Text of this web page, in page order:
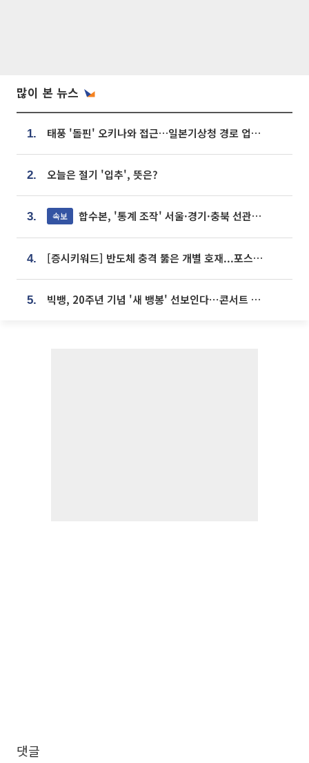
많이 본 뉴스
1. 태풍 '돌핀' 오키나와 접근…일본기상청 경로 업데이트
2. 오늘은 절기 '입추', 뜻은?
3. 속보 합수본, '통계 조작' 서울·경기·충북 선관위 등 추가 압수수색
4. [증시키워드] 반도체 충격 뚫은 개별 호재...포스코퓨처엠·에코프로·한화솔루션 '눈길'
5. 빅뱅, 20주년 기념 '새 뱅봉' 선보인다⋯콘서트 앞두고 팝업 개최
댓글